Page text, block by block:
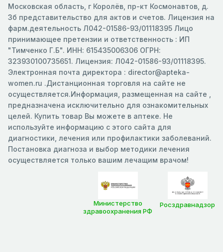
Московская область, г Королёв, пр-кт Космонавтов, д.
3б представительство для актов и счетов. Лицензия на
фарм.деятельность Л042-01586-93/01118395 Лицо
принимающее претензии и ответственность : ИП
"Тимченко Г.Б". ИНН: 615435006306 ОГРН:
323930100735651. Лицензия: Л042-01586-93/01118395.
Электронная почта директора : director@apteka-
women.ru .Дистанционная торговля на сайте не
осуществляется.Информация, размещенная на сайте ,
предназначена исключительно для ознакомительных
целей. Купить товар Вы можете в аптеке. Не
используйте информацию с этого сайта для
диагностики, лечения или профилактики заболеваний.
Постановка диагноза и выбор методики лечения
осуществляется только вашим лечащим врачом!
Росздравнадзор
Министерство
здравоохранения РФ